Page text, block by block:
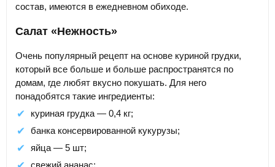
состав, имеются в ежедневном обиходе.
Салат «Нежность»
Очень популярный рецепт на основе куриной грудки,
который все больше и больше распространятся по
домам, где любят вкусно покушать. Для него
понадобятся такие ингредиенты:
куриная грудка — 0,4 кг;
банка консервированной кукурузы;
яйца — 5 шт;
свежий ананас;